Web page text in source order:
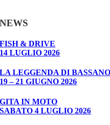
NEWS
FISH & DRIVE
14 LUGLIO 2026
LA LEGGENDA DI BASSANO
19 – 21 GIUGNO 2026
GITA IN MOTO
SABATO 4 LUGLIO 2026